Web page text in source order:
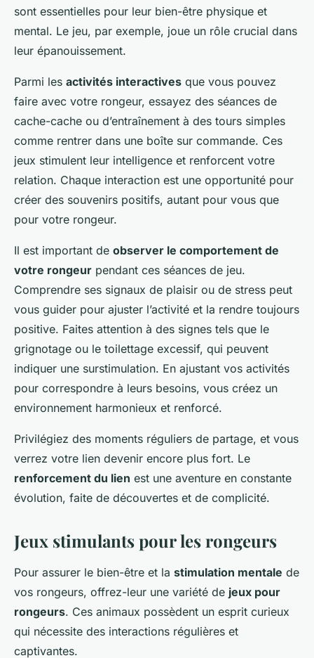
sont essentielles pour leur bien-être physique et
mental. Le jeu, par exemple, joue un rôle crucial dans
leur épanouissement.
Parmi les activités interactives que vous pouvez
faire avec votre rongeur, essayez des séances de
cache-cache ou d’entraînement à des tours simples
comme rentrer dans une boîte sur commande. Ces
jeux stimulent leur intelligence et renforcent votre
relation. Chaque interaction est une opportunité pour
créer des souvenirs positifs, autant pour vous que
pour votre rongeur.
Il est important de observer le comportement de
votre rongeur pendant ces séances de jeu.
Comprendre ses signaux de plaisir ou de stress peut
vous guider pour ajuster l’activité et la rendre toujours
positive. Faites attention à des signes tels que le
grignotage ou le toilettage excessif, qui peuvent
indiquer une surstimulation. En ajustant vos activités
pour correspondre à leurs besoins, vous créez un
environnement harmonieux et renforcé.
Privilégiez des moments réguliers de partage, et vous
verrez votre lien devenir encore plus fort. Le
renforcement du lien est une aventure en constante
évolution, faite de découvertes et de complicité.
Jeux stimulants pour les rongeurs
Pour assurer le bien-être et la stimulation mentale de
vos rongeurs, offrez-leur une variété de jeux pour
rongeurs. Ces animaux possèdent un esprit curieux
qui nécessite des interactions régulières et
captivantes.